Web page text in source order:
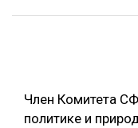
ТЕМАТИЧЕСКИЕ
Член Комитета
политике и